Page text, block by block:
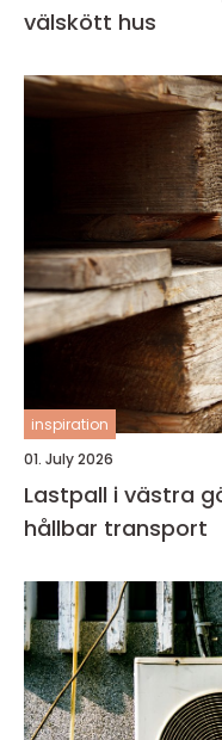
välskött hus
inspiration
01. July 2026
Lastpall i västra götaland
hållbar transport